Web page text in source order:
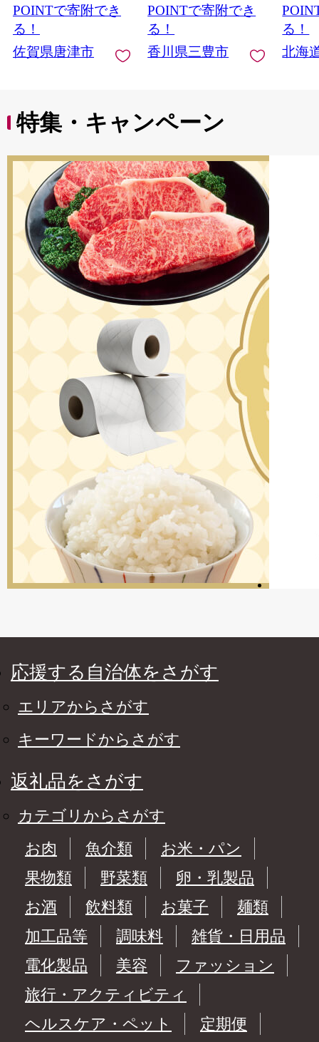
POINTで寄附でき
る！
佐賀県唐津市
POINTで寄附でき
る！
香川県三豊市
鮭 新
合う
北海道
お取り
る！
北海
特集・キャンペーン
応援する自治体をさがす
エリアからさがす
キーワードからさがす
返礼品をさがす
カテゴリからさがす
お肉
魚介類
お米・パン
果物類
野菜類
卵・乳製品
お酒
飲料類 お菓子
麺類
加工品等
調味料
雑貨・日用品
電化製品
美容
ファッション
旅行・アクティビティ
ヘルスケア・ペット
定期便